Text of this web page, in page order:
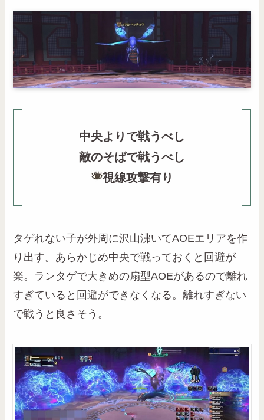
中央よりで戦うべし
敵のそばで戦うべし
視線攻撃有り
タゲれない子が外周に沢山沸いてAOEエリアを作
り出す。あらかじめ中央で戦っておくと回避が
楽。ランタゲで大きめの扇型AOEがあるので離れ
すぎていると回避ができなくなる。離れすぎない
で戦うと良さそう。